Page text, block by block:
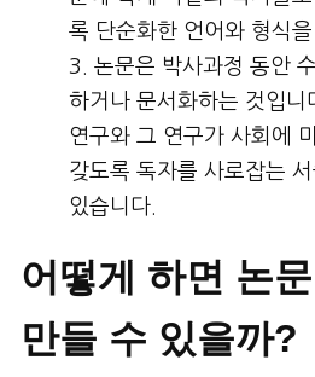
록 단순화한 언어와 형식을
논문은 박사과정 동안
하거나 문서화하는 것입니
연구와 그 연구가 사회에
갖도록 독자를 사로잡는
있습니다.
어떻게 하면 논
만들 수 있을까?